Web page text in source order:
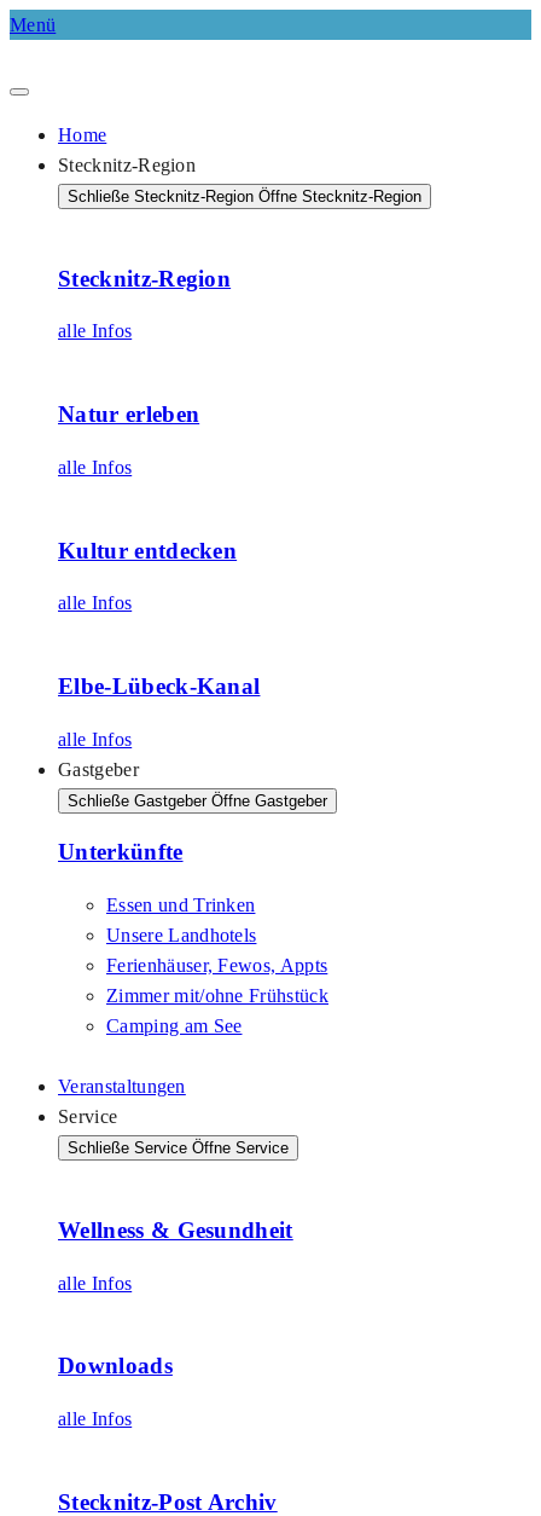
Menü
Home
Stecknitz-Region
Schließe Stecknitz-Region Öffne Stecknitz-Region
Stecknitz-Region
alle Infos
Natur erleben
alle Infos
Kultur entdecken
alle Infos
Elbe-Lübeck-Kanal
alle Infos
Gastgeber
Schließe Gastgeber Öffne Gastgeber
Unterkünfte
Essen und Trinken
Unsere Landhotels
Ferienhäuser, Fewos, Appts
Zimmer mit/ohne Frühstück
Camping am See
Veranstaltungen
Service
Schließe Service Öffne Service
Wellness & Gesundheit
alle Infos
Downloads
alle Infos
Stecknitz-Post Archiv